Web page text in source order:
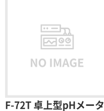
12ヶ月
F-72T 卓上型pHメータ